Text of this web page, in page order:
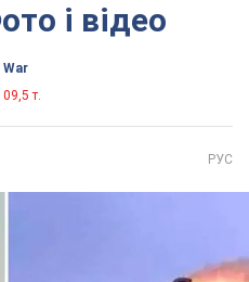
і відео
War
т.
РУС